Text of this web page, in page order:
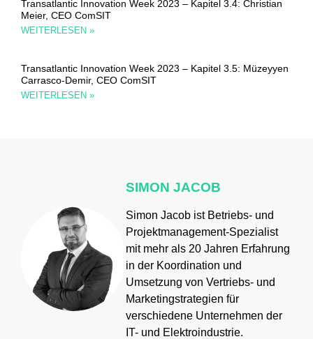
Transatlantic Innovation Week 2023 – Kapitel 3.4: Christian
Meier, CEO ComSIT
WEITERLESEN »
Transatlantic Innovation Week 2023 – Kapitel 3.5: Müzeyyen
Carrasco-Demir, CEO ComSIT
WEITERLESEN »
SIMON JACOB
Simon Jacob ist Betriebs- und
Projektmanagement-Spezialist
mit mehr als 20 Jahren Erfahrung
in der Koordination und
Umsetzung von Vertriebs- und
Marketingstrategien für
verschiedene Unternehmen der
IT- und Elektroindustrie.